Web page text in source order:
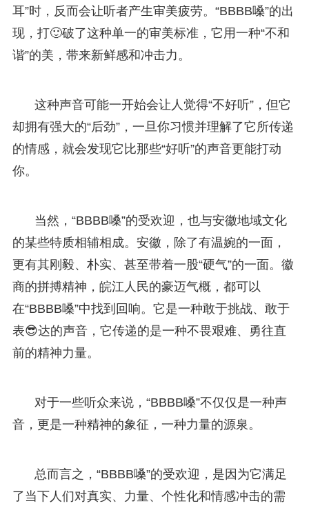
耳”时，反而会让听者产生审美疲劳。“BBBB嗓”的出
现，打🙂破了这种单一的审美标准，它用一种“不和
谐”的美，带来新鲜感和冲击力。
这种声音可能一开始会让人觉得“不好听”，但它
却拥有强大的“后劲”，一旦你习惯并理解了它所传递
的情感，就会发现它比那些“好听”的声音更能打动
你。
当然，“BBBB嗓”的受欢迎，也与安徽地域文化
的某些特质相辅相成。安徽，除了有温婉的一面，
更有其刚毅、朴实、甚至带着一股“硬气”的一面。徽
商的拼搏精神，皖江人民的豪迈气概，都可以
在“BBBB嗓”中找到回响。它是一种敢于挑战、敢于
表😎达的声音，它传递的是一种不畏艰难、勇往直
前的精神力量。
对于一些听众来说，“BBBB嗓”不仅仅是一种声
音，更是一种精神的象征，一种力量的源泉。
总而言之，“BBBB嗓”的受欢迎，是因为它满足
了当下人们对真实、力量、个性化和情感冲击的需